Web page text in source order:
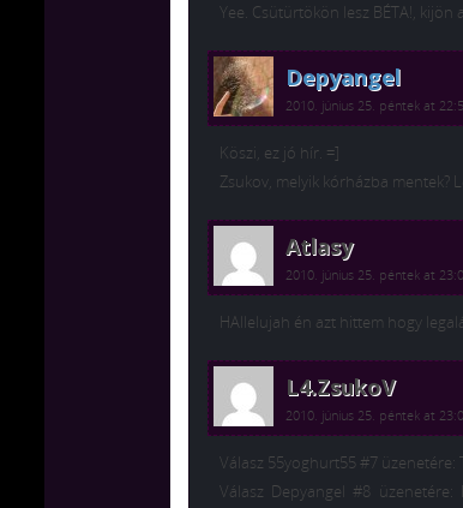
Yee. Csütürtökön lesz BÉTA!,
Depyangel
2010. június 25. péntek at
Köszi, ez jó hír. =]
Zsukov, melyik kórházba mentek?
Atlasy
2010. június 25. péntek at
HAllelujah én azt hittem hogy
L4.ZsukoV
2010. június 25. péntek at
Válasz 55yoghurt55 #7 üzenetére:
Válasz Depyangel #8